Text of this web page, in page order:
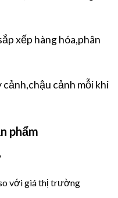
xếp hàng hóa,phân
cảnh,chậu cảnh mỗi khi
phẩm
với giá thị trường